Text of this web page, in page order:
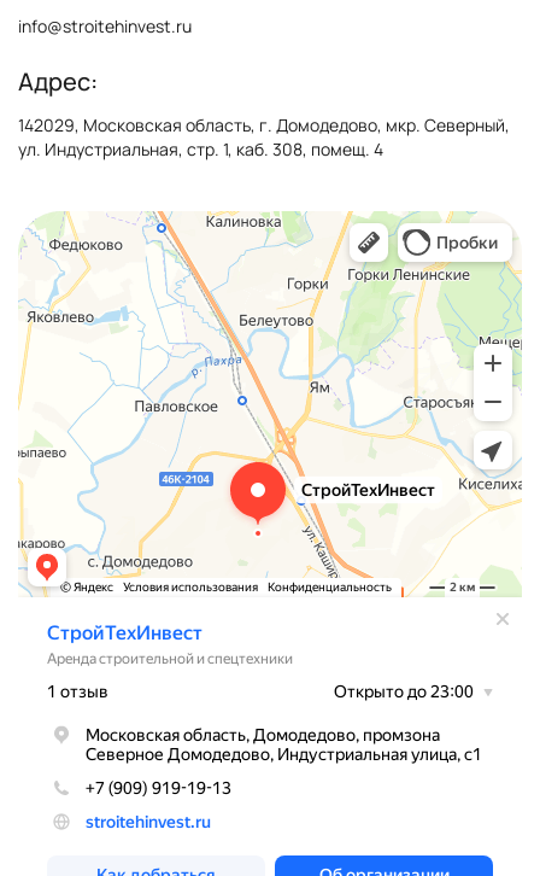
info@stroitehinvest.ru
Адрес:
142029, Московская область, г. Домодедово, мкр. Северный,
ул. Индустриальная, стр. 1, каб. 308, помещ. 4